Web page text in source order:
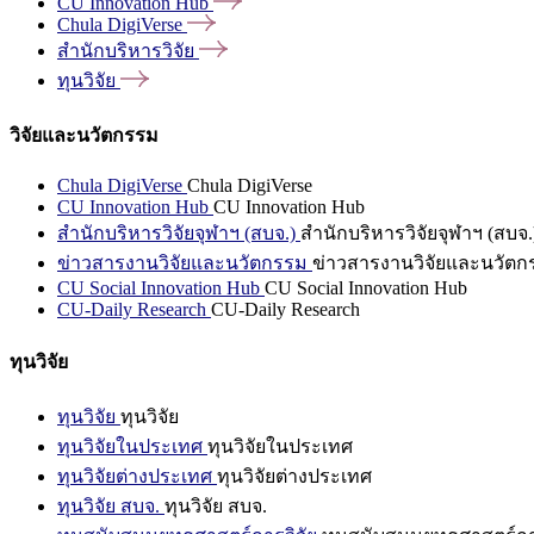
Chula DigiVerse
สำนักบริหารวิจัย
ทุนวิจัย
วิจัยและนวัตกรรม
Chula DigiVerse Chula DigiVerse
CU Innovation Hub CU Innovation Hub
สำนักบริหารวิจัยจุฬาฯ (สบจ.) สำนักบริหารวิจัยจุฬาฯ (สบจ
ข่าวสารงานวิจัยและนวัตกรรม ข่าวสารงานวิจัยและนวัตก
CU Social Innovation Hub CU Social Innovation Hub
CU-Daily Research CU-Daily Research
ทุนวิจัย
ทุนวิจัย ทุนวิจัย
ทุนวิจัยในประเทศ ทุนวิจัยในประเทศ
ทุนวิจัยต่างประเทศ ทุนวิจัยต่างประเทศ
ทุนวิจัย สบจ. ทุนวิจัย สบจ.